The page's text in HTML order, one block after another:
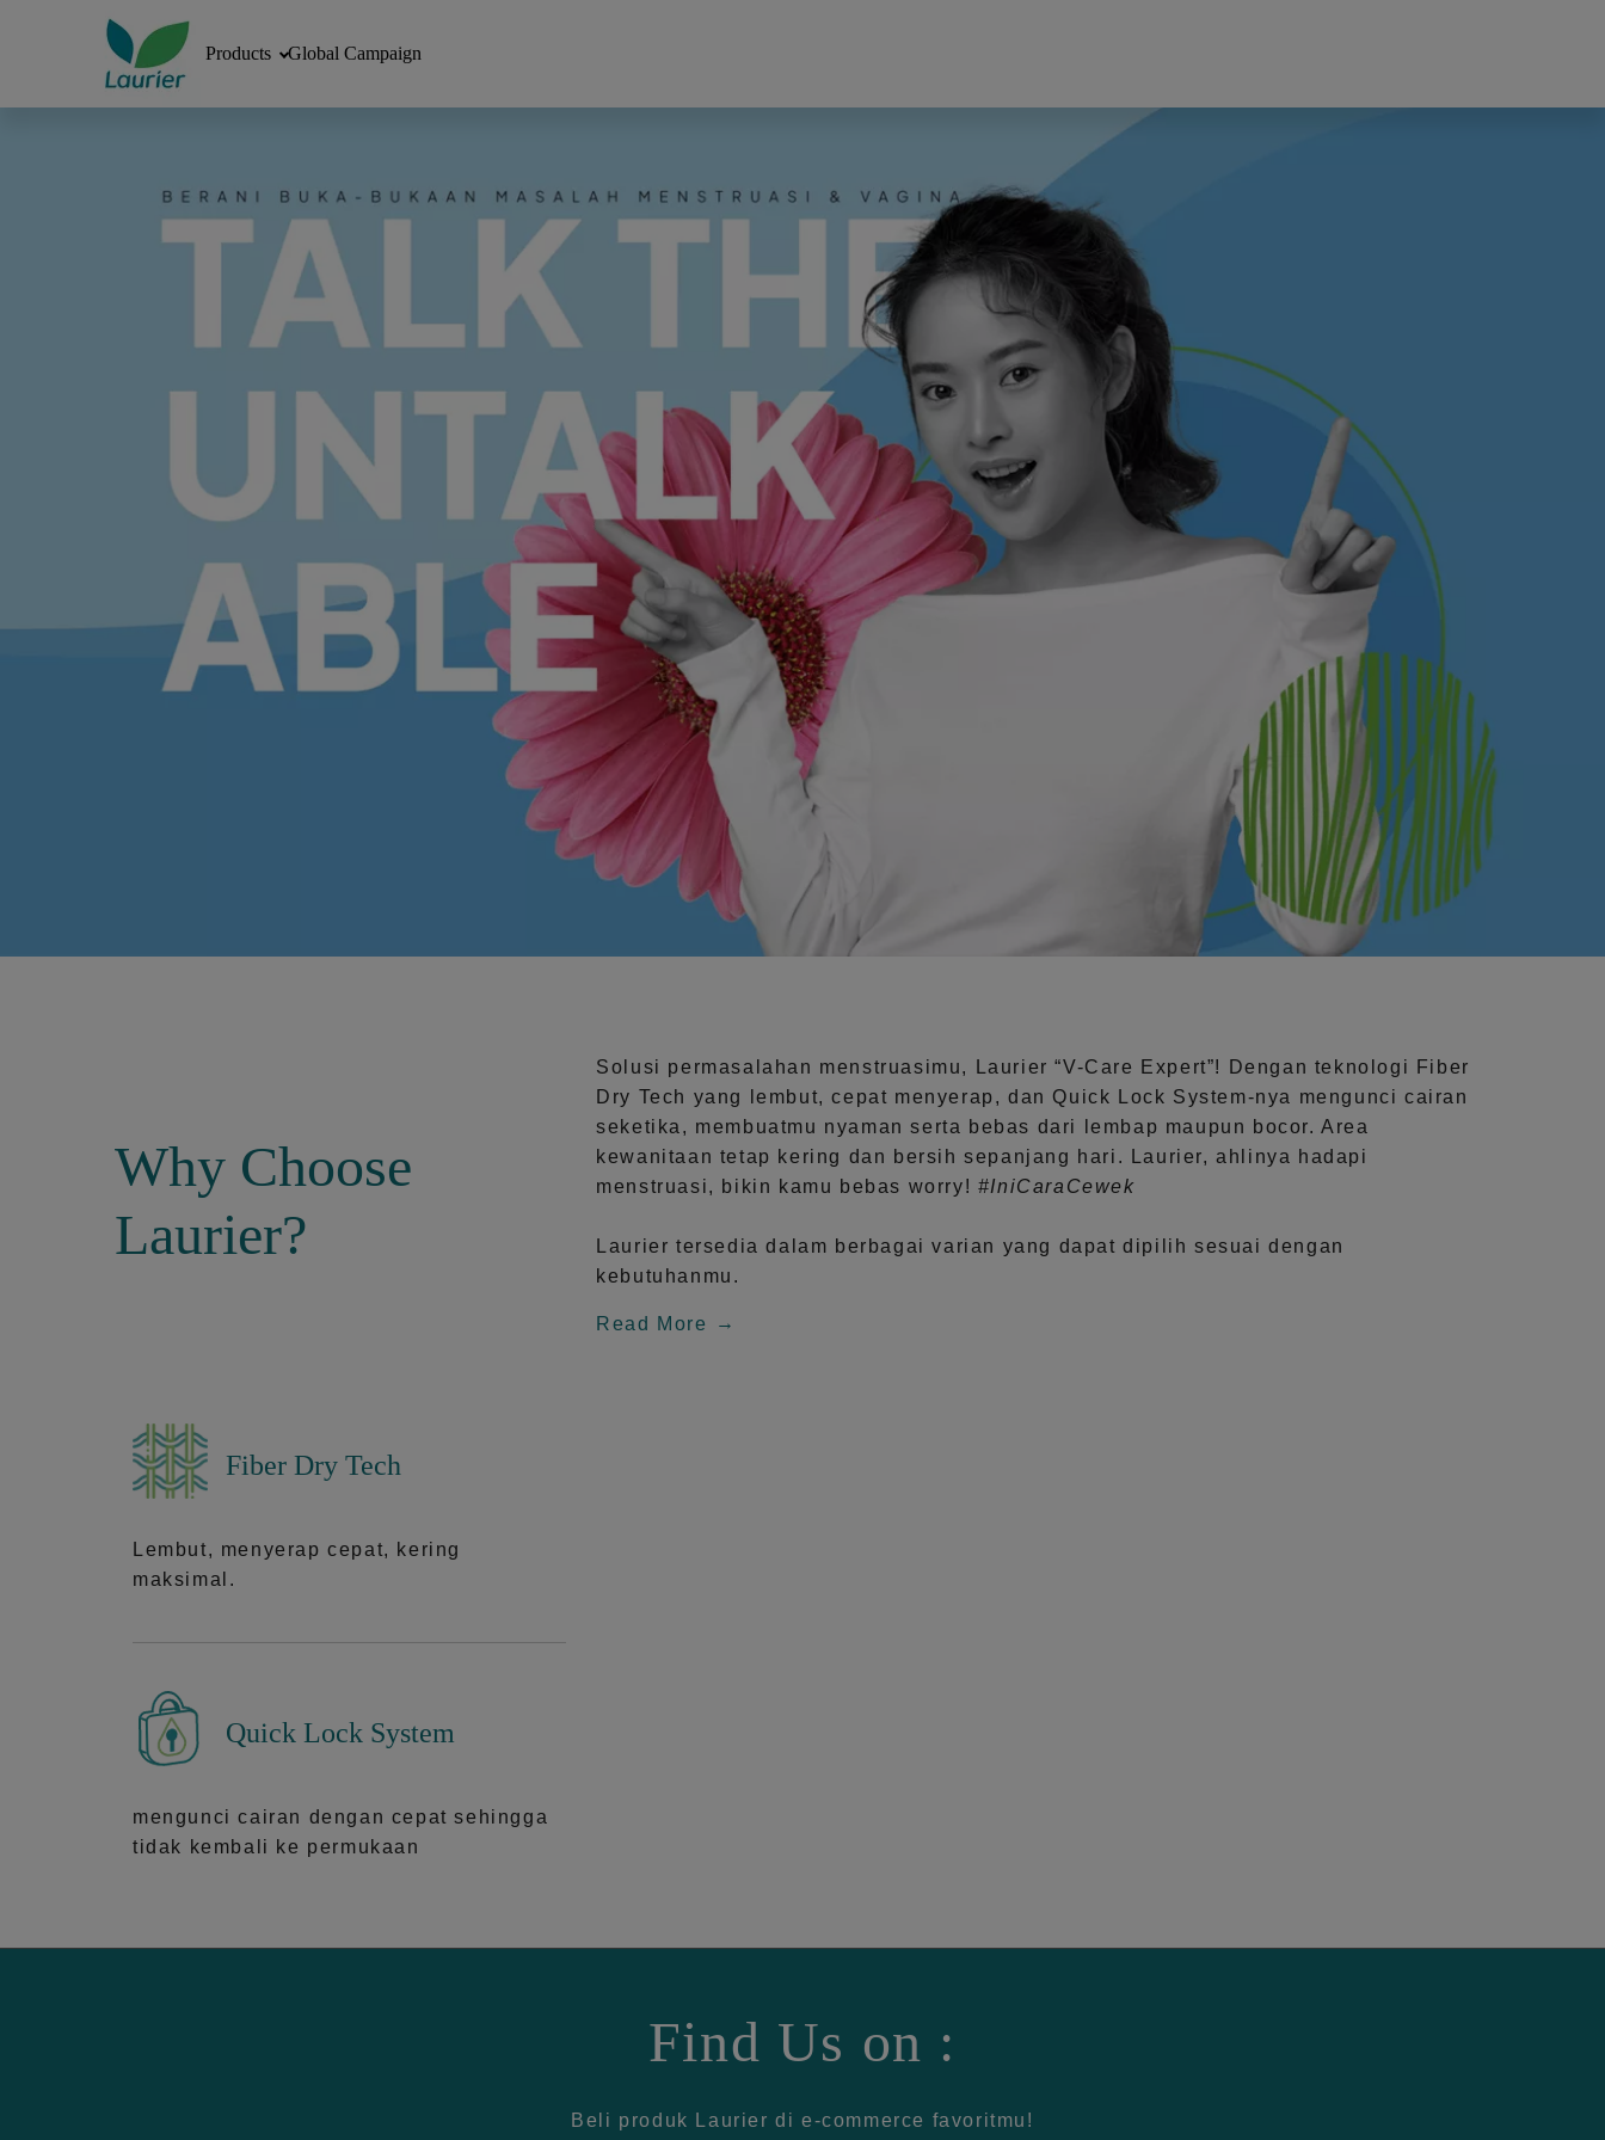
Products Global Campaign
Why Choose
Laurier?
Solusi permasalahan menstruasimu, Laurier“V-Care Expert”! Dengan teknologi
Fiber
Dry Tech yang lembut, cepat menyerap, dan Quick Lock System-nya mengunci cairan
seketika, membuatmu nyaman serta bebas dari lembap maupun bocor. Area
kewanitaan tetap kering dan bersih sepanjang hari.
Laurier, ahlinya hadapi
menstruasi, bikin kamu bebas worry! #IniCaraCewek
Laurier tersedia dalam berbagai varian yang dapat dipilih sesuai dengan
kebutuhanmu.
Read More
Fiber Dry Tech
Lembut, menyerap cepat, kering
maksimal.
Quick Lock System
mengunci cairan dengan cepat sehingga
tidak kembali ke permukaan
Find Us on :
Beli produk Laurier di e-commerce favoritmu!